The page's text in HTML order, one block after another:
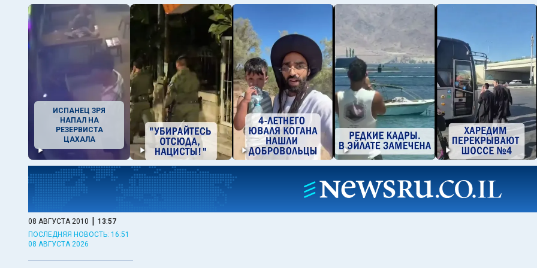
ИСПАНЕЦ ЗРЯ
НАПАЛ НА
РЕЗЕРВИСТА
ЦАХАЛА
08 АВГУСТА 2010 | 13:57
ПОСЛЕДНЯЯ НОВОСТЬ: 16:51
08 АВГУСТА 2026